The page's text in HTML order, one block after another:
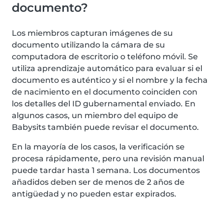
documento?
Los miembros capturan imágenes de su
documento utilizando la cámara de su
computadora de escritorio o teléfono móvil. Se
utiliza aprendizaje automático para evaluar si el
documento es auténtico y si el nombre y la fecha
de nacimiento en el documento coinciden con
los detalles del ID gubernamental enviado. En
algunos casos, un miembro del equipo de
Babysits también puede revisar el documento.
En la mayoría de los casos, la verificación se
procesa rápidamente, pero una revisión manual
puede tardar hasta 1 semana. Los documentos
añadidos deben ser de menos de 2 años de
antigüedad y no pueden estar expirados.